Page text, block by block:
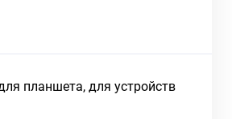
планшета, для устройств